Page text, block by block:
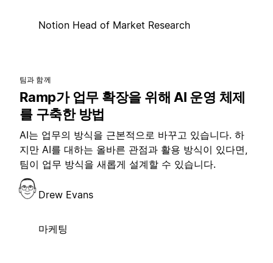
Notion Head of Market Research
팀과 함께
Ramp가 업무 확장을 위해 AI 운영 체제
를 구축한 방법
AI는 업무의 방식을 근본적으로 바꾸고 있습니다. 하
지만 AI를 대하는 올바른 관점과 활용 방식이 있다면,
팀이 업무 방식을 새롭게 설계할 수 있습니다.
Drew Evans
마케팅